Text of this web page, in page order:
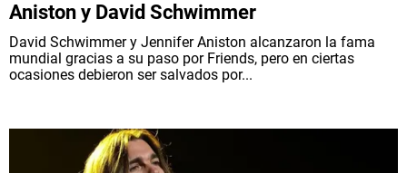
Aniston y David Schwimmer
David Schwimmer y Jennifer Aniston alcanzaron la fama
mundial gracias a su paso por Friends, pero en ciertas
ocasiones debieron ser salvados por...